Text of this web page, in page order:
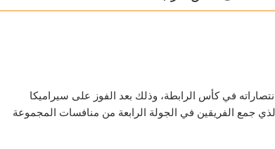
في كأس الرابطة، وذلك بعد الفوز على سيراميكا
جمع الفريقين في الجولة الرابعة من منافسات المجموعة